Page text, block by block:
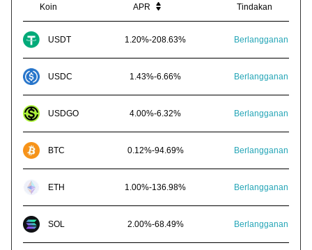
Koin APR Tindakan
USDT 1.20%-208.63% Berlangganan
USDC 1.43%-6.66% Berlangganan
USDGO 4.00%-6.32% Berlangganan
BTC 0.12%-94.69% Berlangganan
ETH 1.00%-136.98% Berlangganan
SOL 2.00%-68.49% Berlangganan